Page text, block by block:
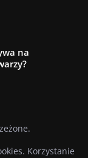
na
Korzystanie